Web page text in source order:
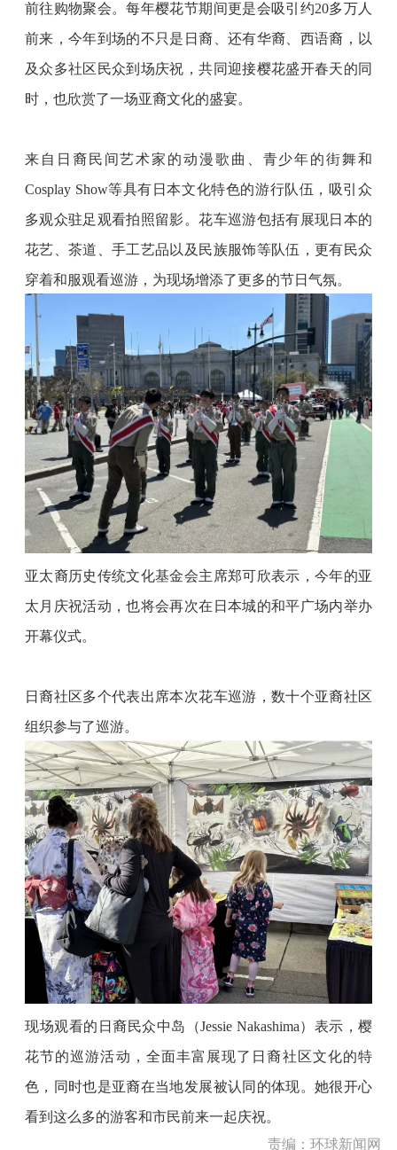
前往购物聚会。每年樱花节期间更是会吸引约20多万人
前来，今年到场的不只是日裔、还有华裔、西语裔，以
及众多社区民众到场庆祝，共同迎接樱花盛开春天的同
时，也欣赏了一场亚裔文化的盛宴。
来自日裔民间艺术家的动漫歌曲、青少年的街舞和
Cosplay Show等具有日本文化特色的游行队伍，吸引众
多观众驻足观看拍照留影。花车巡游包括有展现日本的
花艺、茶道、手工艺品以及民族服饰等队伍，更有民众
穿着和服观看巡游，为现场增添了更多的节日气氛。
亚太裔历史传统文化基金会主席郑可欣表示，今年的亚
太月庆祝活动，也将会再次在日本城的和平广场内举办
开幕仪式。
日裔社区多个代表出席本次花车巡游，数十个亚裔社区
组织参与了巡游。
现场观看的日裔民众中岛（Jessie Nakashima）表示，樱
花节的巡游活动，全面丰富展现了日裔社区文化的特
色，同时也是亚裔在当地发展被认同的体现。她很开心
看到这么多的游客和市民前来一起庆祝。
责编：环球新闻网